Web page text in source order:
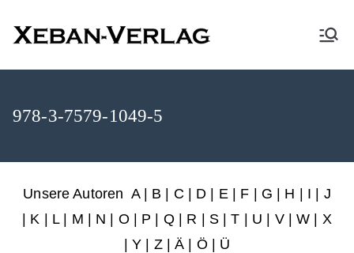
XEBAN-Verlag
978-3-7579-1049-5
Unsere Autoren A| B C D E| F G H I
J
K L| M N O P Q| R S |T U V|W
X
Y Z|Ä | Ö | Ü